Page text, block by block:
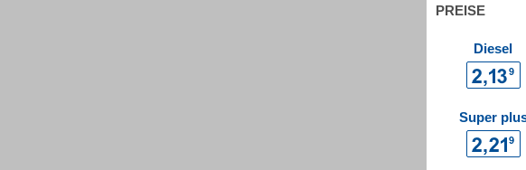
PREISE
Diesel
Super